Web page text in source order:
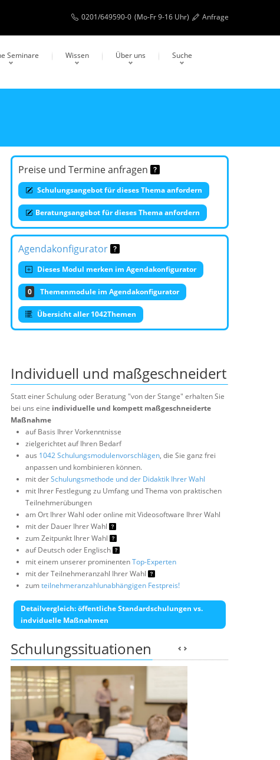
0201/649590-0 (Mo-Fr 9-16 Uhr) Anfrage
Seminare Wissen Über uns Suche
Preise und Termine anfragen
Schulungsangebot für dieses Thema anfordern
Beratungsangebot für dieses Thema anfordern
Agendakonfigurator
Dieses Modul merken im Agendakonfigurator
0 Themenmodule im Agendakonfigurator
Übersicht aller 1042Themen
Individuell und maßgeschneidert
Statt einer Schulung oder Beratung "von der Stange" erhalten Sie
bei uns eine individuelle und kompett maßgeschneiderte
Maßnahme
auf Basis Ihrer Vorkenntnisse
zielgerichtet auf Ihren Bedarf
aus 1042 Schulungsmodulenvorschlägen, die Sie ganz frei
anpassen und kombinieren können.
mit derSchulungsmethode und der Didaktik Ihrer Wahl
mit Ihrer Festlegung zu Umfang und Thema von praktischen
Teilnehmerübungen
am Ort Ihrer Wahl oder online mit Videosoftware Ihrer Wahl
mit der Dauer Ihrer Wahl
zum Zeitpunkt Ihrer Wahl
auf Deutsch oder Englisch
mit einem unserer prominentenTop-Experten
mit der Teilnehmeranzahl Ihrer Wahl
zumteilnehmeranzahlunabhängigen Festpreis!
Detailvergleich: öffentliche Standardschulungen vs.
indviduelle Maßnahmen
Schulungssituationen